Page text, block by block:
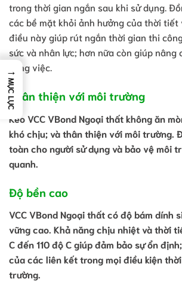
trong thời gian ngắn sau khi sử dụng.
các bề mặt khỏi ảnh hưởng của thời tiết
điều này giúp rút ngắn thời gian thi
sức và nhân lực; hơn nữa còn giúp nâng
công việc.
Thân thiện với môi trường
Keo VCC VBond Ngoại thất không ăn
khó chịu; và thân thiện với môi trường.
toàn cho người sử dụng và bảo vệ môi
quanh.
Độ bền cao
VCC VBond Ngoại thất có độ bám dính
vững cao. Khả năng chịu nhiệt và thời
C đến 110 độ C giúp đảm bảo sự ổn
của các liên kết trong mọi điều kiện
trường.
→
MỤC LỤC